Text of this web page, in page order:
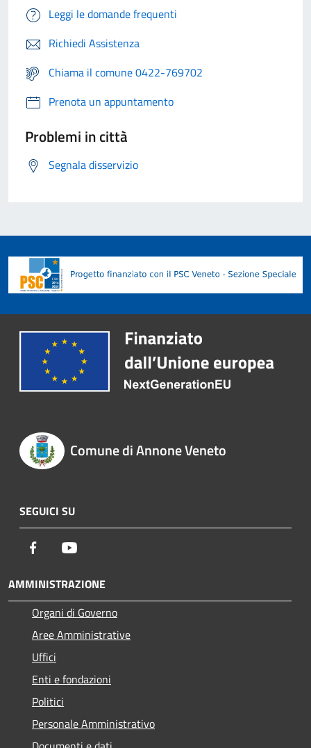
Leggi le domande frequenti
Richiedi Assistenza
Chiama il comune 0422-769702
Prenota un appuntamento
Problemi in città
Segnala disservizio
Comune di Annone Veneto
SEGUICI SU
Facebook
AMMINISTRAZIONE
Organi di Governo
Aree Amministrative
Uffici
Enti e fondazioni
Politici
Personale Amministrativo